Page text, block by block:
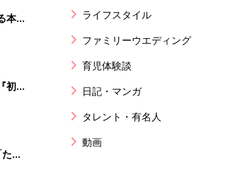
本
才
初め
特
ま
ライフスタイル
ファミリーウエディング
育児体験談
日記・マンガ
タレント・有名人
動画